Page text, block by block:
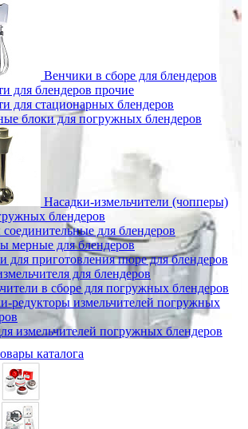
Венчики в сборе для блендеров
для блендеров прочие
для стационарных блендеров
блоки для погружных блендеров
Насадки-измельчители (чопперы)
блендеров
для блендеров
мерные для блендеров
для приготовления пюре для блендеров
для блендеров
в сборе для погружных блендеров
редукторы измельчителей погружных
измельчителей погружных блендеров
каталога